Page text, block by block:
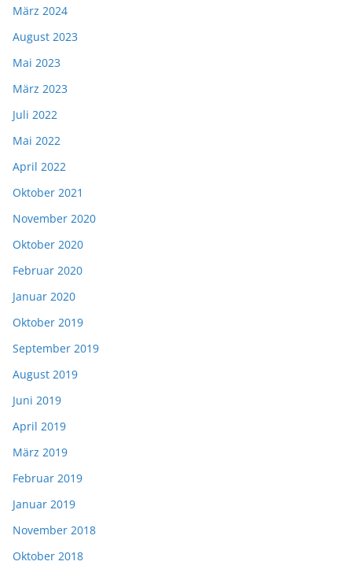
März 2024
August 2023
Mai 2023
März 2023
Juli 2022
Mai 2022
April 2022
Oktober 2021
November 2020
Oktober 2020
Februar 2020
Januar 2020
Oktober 2019
September 2019
August 2019
Juni 2019
April 2019
März 2019
Februar 2019
Januar 2019
November 2018
Oktober 2018